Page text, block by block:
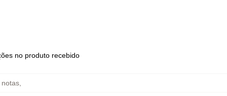
no produto recebido